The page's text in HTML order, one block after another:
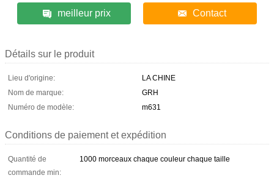
meilleur prix Contact
Détails sur le produit
Lieu d'origine:
LA CHINE
Nom de marque:
GRH
Numéro de modèle:
m631
Conditions de paiement et expédition
Quantité de
commande min:
1000 morceaux chaque couleur chaque taille